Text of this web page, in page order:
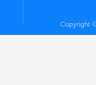
Copyright